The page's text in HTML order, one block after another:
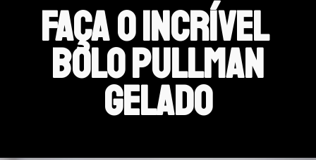
faça o incrível
Bolo pullman
Gelado